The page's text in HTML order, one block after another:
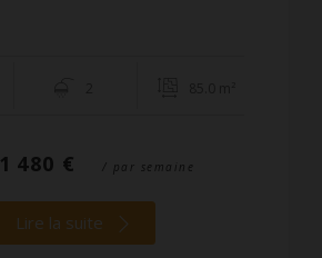
1 480 € / par semaine
Lire la suite